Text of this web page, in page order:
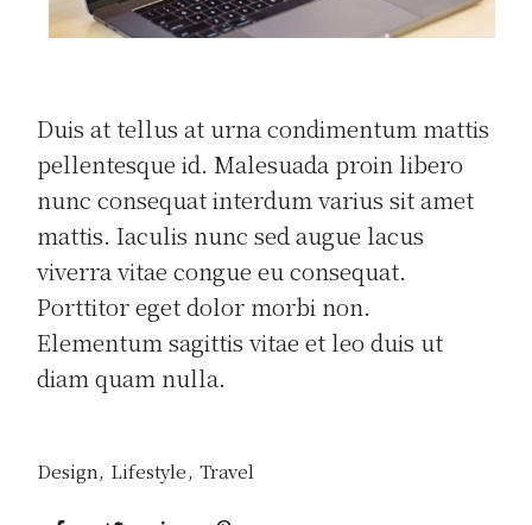
Duis at tellus at urna condimentum mattis
pellentesque id. Malesuada proin libero
nunc consequat interdum varius sit amet
mattis. Iaculis nunc sed augue lacus
viverra vitae congue eu consequat.
Porttitor eget dolor morbi non.
Elementum sagittis vitae et leo duis ut
diam quam nulla.
Design Lifestyle Travel